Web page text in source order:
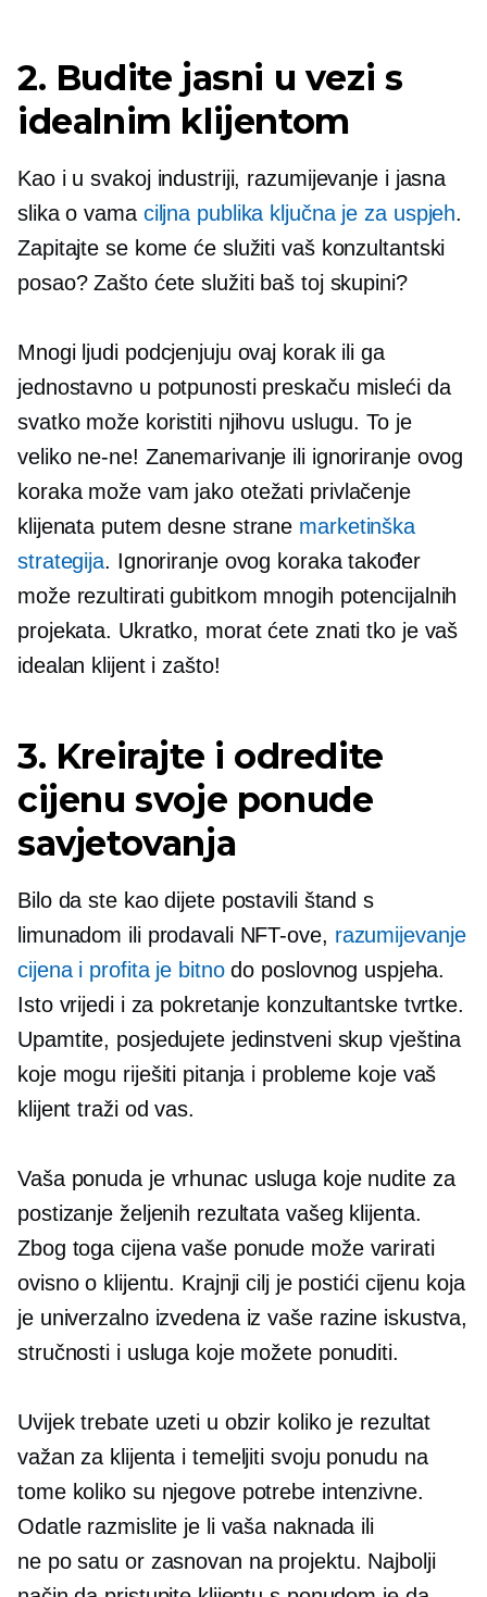
2. Budite jasni u vezi s
idealnim klijentom
Kao i u svakoj industriji, razumijevanje i jasna
slika o vama ciljna publika ključna je za uspjeh.
Zapitajte se kome će služiti vaš konzultantski
posao? Zašto ćete služiti baš toj skupini?
Mnogi ljudi podcjenjuju ovaj korak ili ga
jednostavno u potpunosti preskaču misleći da
svatko može koristiti njihovu uslugu. To je
veliko ne-ne! Zanemarivanje ili ignoriranje ovog
koraka može vam jako otežati privlačenje
klijenata putem desne strane marketinška
strategija. Ignoriranje ovog koraka također
može rezultirati gubitkom mnogih potencijalnih
projekata. Ukratko, morat ćete znati tko je vaš
idealan klijent i zašto!
3. Kreirajte i odredite
cijenu svoje ponude
savjetovanja
Bilo da ste kao dijete postavili štand s
limunadom ili prodavali NFT-ove, razumijevanje
cijena i profita je bitnodo poslovnog uspjeha.
Isto vrijedi i za pokretanje konzultantske tvrtke.
Upamtite, posjedujete jedinstveni skup vještina
koje mogu riješiti pitanja i probleme koje vaš
klijent traži od vas.
Vaša ponuda je vrhunac usluga koje nudite za
postizanje željenih rezultata vašeg klijenta.
Zbog toga cijena vaše ponude može varirati
ovisno o klijentu. Krajnji cilj je postići cijenu koja
je univerzalno izvedena iz vaše razine iskustva,
stručnosti i usluga koje možete ponuditi.
Uvijek trebate uzeti u obzir koliko je rezultat
važan za klijenta i temeljiti svoju ponudu na
tome koliko su njegove potrebe intenzivne.
Odatle razmislite je li vaša naknada ili
ne po satu or zasnovan na projektu. Najbolji